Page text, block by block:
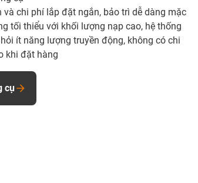
và chi phí lắp đặt ngắn, bảo trì dễ dàng mặc
tối thiểu với khối lượng nạp cao, hệ thống
ít năng lượng truyền động, không có chi
khi đặt hàng
cụ